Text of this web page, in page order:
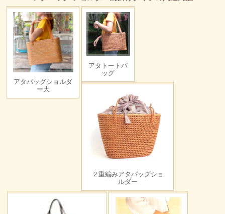
アタバッグショルダ
ー大
アタトートバ
ッグ
２重編みアタバッグショ
ルダー